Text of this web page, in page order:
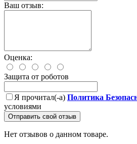
Ваш отзыв:
Оценка:
Защита от роботов
Я прочитал(-а) Политика
условиями
Отправить свой отзыв
Нет отзывов о данном товаре.